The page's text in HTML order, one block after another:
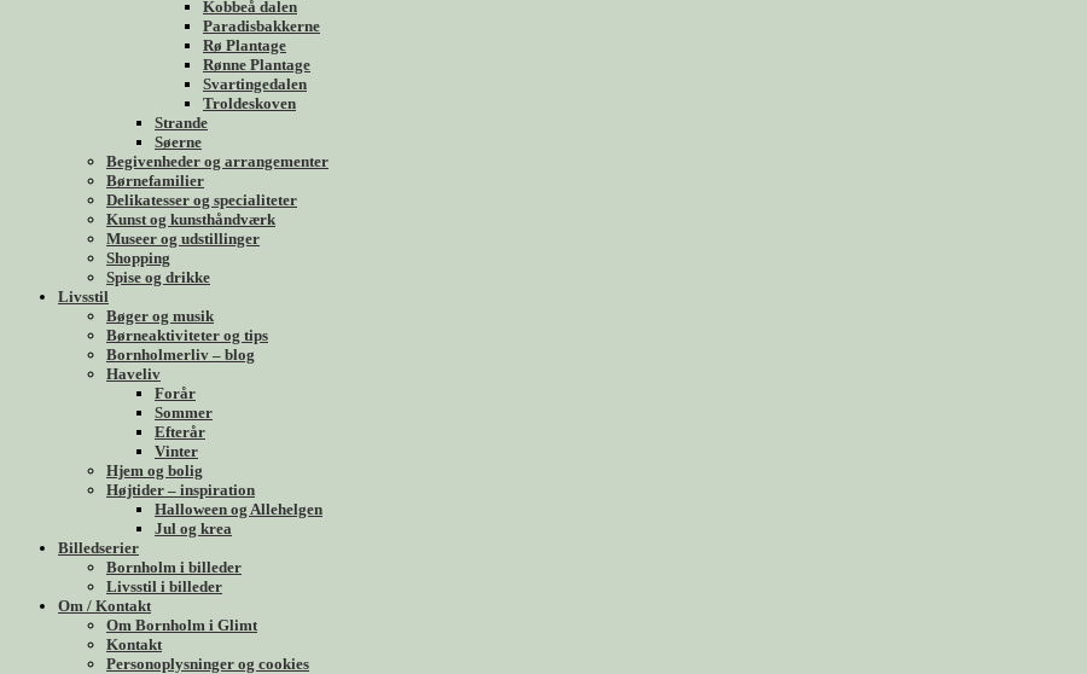
Kobbeå dalen
Paradisbakkerne
Rø Plantage
Rønne Plantage
Svartingedalen
Troldeskoven
Strande
Søerne
Begivenheder og arrangementer
Børnefamilier
Delikatesser og specialiteter
Kunst og kunsthåndværk
Museer og udstillinger
Shopping
Spise og drikke
Livsstil
Bøger og musik
Børneaktiviteter og tips
Bornholmerliv – blog
Haveliv
Forår
Sommer
Efterår
Vinter
Hjem og bolig
Højtider – inspiration
Halloween og Allehelgen
Jul og krea
Billedserier
Bornholm i billeder
Livsstil i billeder
Om / Kontakt
Om Bornholm i Glimt
Kontakt
Personoplysninger og cookies